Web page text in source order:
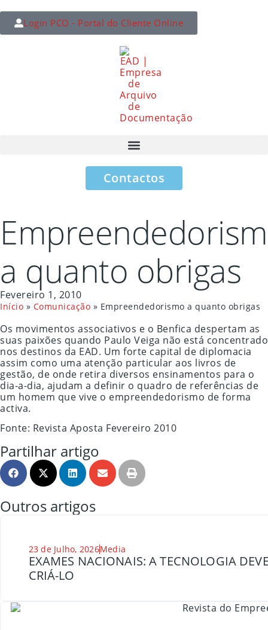
Login PCO - Portal do Cliente Online
Contactos
a quanto obrigas
Fevereiro 1, 2010
Início » Comunicação » Empreendedorismo a quanto obrigas
Os movimentos associativos e o Benfica despertam as
suas paixões quando Paulo Veiga não está concentrado
nos destinos da EAD. Um forte capital de diplomacia
assim como uma atenção particular aos livros de
gestão, de onde retira diversos ensinamentos para o
dia-a-dia, ajudam a definir o quadro de referências de
um homem que vive o empreendedorismo de forma
activa.
Fonte: Revista Aposta Fevereiro 2010
Partilhar artigo
Outros artigos
23 de Julho, 2026Media
EXAMES NACIONAIS: A TECNOLOGIA
CRIÁ-LO